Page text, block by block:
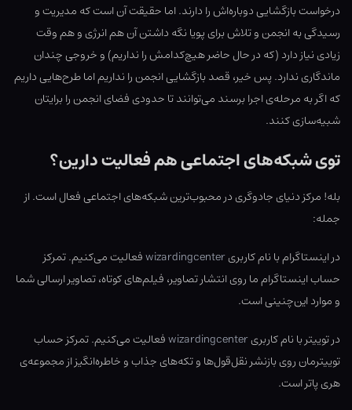
درخواست بازگشایی دوباره‌اش را دارند. اما حقیقت آن است که مدیریت و
رسیدگی به انجمن و تلاش برای پویا نگه داشتن آن هم انرژی و هم وقت
زیادی نیاز دارد (که در حال حاضر هیچ‌کدامش را نداریم) و خروجی چندان
ماندگاری ندارد. پس خیر، قصد بازگشایی انجمن را نداریم اما طرح‌هایی داریم
که اگر به مرحله‌ی اجرا برسند می‌توانند تا حدودی فضای انجمن را برایتان
شبیه‌سازی کنند.
توی شبکه‌های اجتماعی هم فعالیت دارین؟
بله! مرکز دنیای جادوگری در محبوب‌ترین شبکه‌های اجتماعی فعال است. از
جمله:
در اینستاگرام با نام کاربریwizardingcenterفعالیت می‌کنیم. تمرکز
حساب اینستاگرام ما روی انتشار تصاویر، فیلم‌های کوتاه، تصاویر ارسالی شما
و موارد این‌چنینی است.
در توییتر با نام کاربریwizardingcenterفعالیت می‌کنیم. تمرکز حساب
توییترمان روی بازنشر نقل‌قول‌ها و تکه‌های جذاب و خاطره‌انگیز از مجموعه‌ی
هری پاتر است.